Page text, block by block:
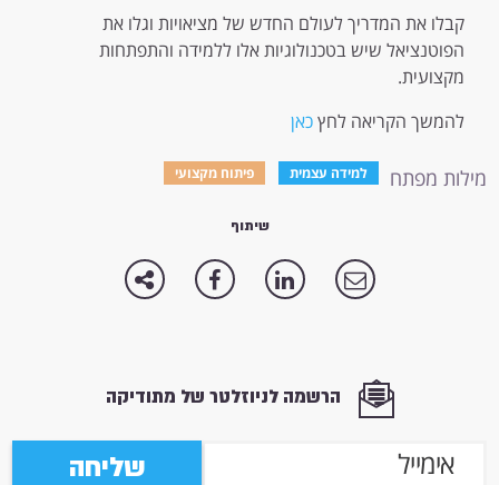
קבלו את המדריך לעולם החדש של מציאויות וגלו את
הפוטנציאל שיש בטכנולוגיות אלו ללמידה והתפתחות
מקצועית.
להמשך הקריאה לחץכאן
מילות מפתח למידה עצמית פיתוח מקצועי
שיתוף
הרשמה לניוזלטר של מתודיקה
שליחה